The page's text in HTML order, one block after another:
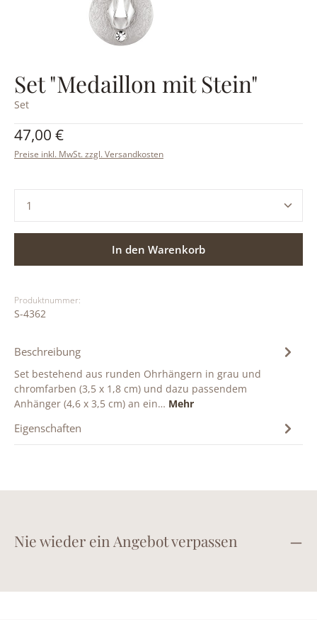
Set "Medaillon mit Stein"
Set
Regulärer Preis:
47,00 €
Preise inkl. MwSt. zzgl. Versandkosten
Produkt Anzahl: Gib den gewünschten Wert ein
In den Warenkorb
Produktnummer:
S-4362
Beschreibung
Set bestehend aus runden Ohrhängern in grau und
chromfarben (3,5 x 1,8 cm) und dazu passendem
Anhänger (4,6 x 3,5 cm) an ein… Mehr
Eigenschaften
Nie wieder ein Angebot verpassen